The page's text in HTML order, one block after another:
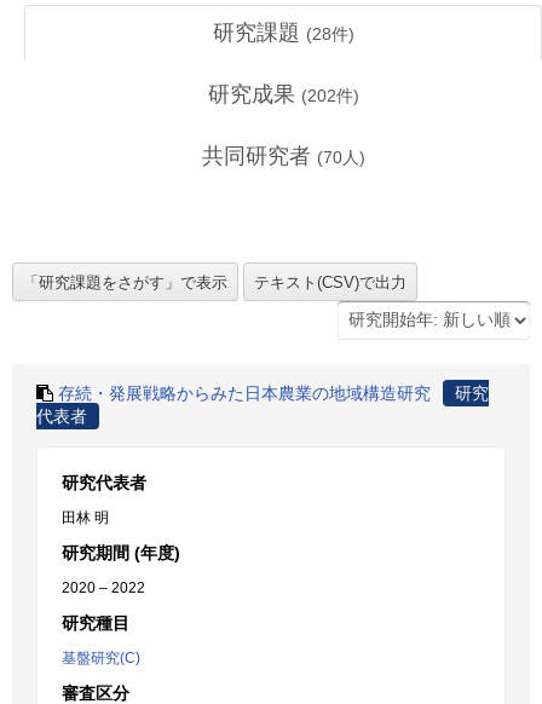
研究課題 (28件)
研究成果 (202件)
共同研究者 (70人)
存続・発展戦略からみた日本農業の地域構造研究
研究
代表者
研究代表者
田林 明
研究期間 (年度)
2020 – 2022
研究種目
基盤研究(C)
審査区分